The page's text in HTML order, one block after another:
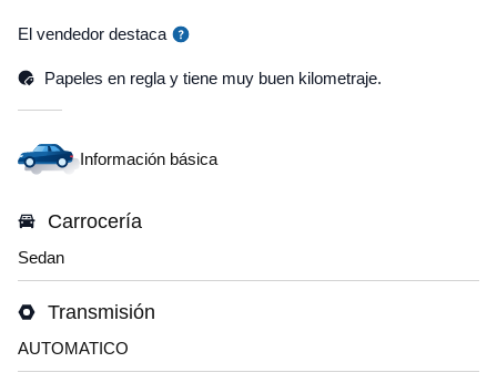
El vendedor destaca
Papeles en regla y tiene muy buen kilometraje.
Información básica
Carrocería
Sedan
Transmisión
AUTOMATICO